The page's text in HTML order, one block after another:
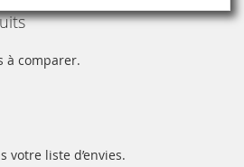
à comparer.
votre liste d’envies.